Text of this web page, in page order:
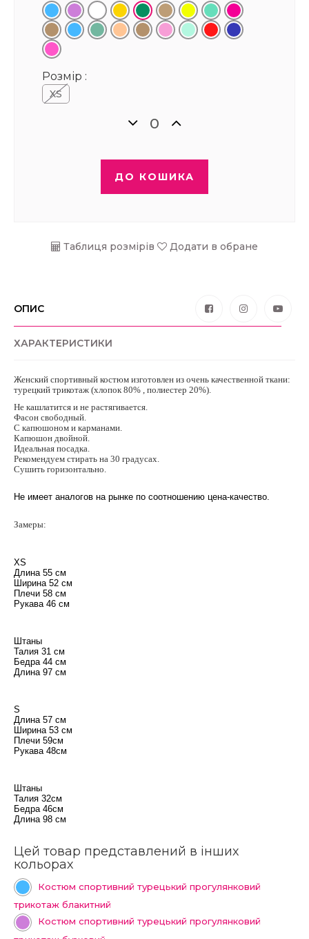
Розмір :
XS
ДО КОШИКА
Таблиця розмірів Додати в обране
ОПИС
ХАРАКТЕРИСТИКИ
Женский спортивный костюм изготовлен из очень качественной ткани:
турецкий трикотаж (хлопок 80% , полиестер 20%).
Не кашлатится и не растягивается.
Фасон свободный.
С капюшоном и карманами.
Капюшон двойной.
Идеальная посадка.
Рекомендуем стирать на 30 градусах.
Сушить горизонтально.
Не имеет аналогов на рынке по соотношению цена-качество.
Замеры:
ХS
Длина 55 см
Ширина 52 см
Плечи 58 см
Рукава 46 см
Штаны
Талия 31 см
Бедра 44 см
Длина 97 см
S
Длина 57 см
Ширина 53 см
Плечи 59см
Рукава 48см
Штаны
Талия 32см
Бедра 46см
Длина 98 см
Цей товар представлений в інших
кольорах
Костюм спортивний турецький прогулянковий
трикотаж блакитний
Костюм спортивний турецький прогулянковий